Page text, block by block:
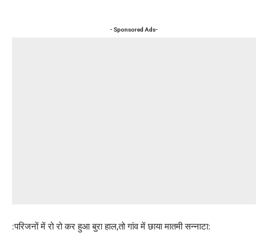
- Sponsored Ads-
:परिजनों में रो रो कर हुआ बुरा हाल,तो गांव में छाया मातमी सन्नाटा: